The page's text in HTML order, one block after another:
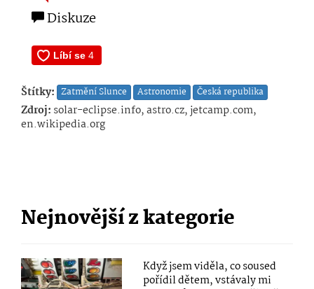
Diskuze
Štítky: Zatmění Slunce Astronomie Česká republika
Zdroj: solar-eclipse.info, astro.cz, jetcamp.com,
en.wikipedia.org
Nejnovější z kategorie
Když jsem viděla, co soused
pořídil dětem, vstávaly mi